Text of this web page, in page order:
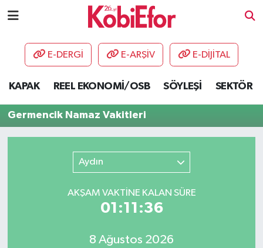
E-DERGİ E-ARŞİV E-DİJİTAL
KAPAK REEL EKONOMİ/OSB SÖYLEŞİ SEKTÖR
Germencik Namaz Vakitleri
Aydın
AKŞAM VAKTİNE KALAN SÜRE
01:11:36
8 Ağustos 2026
AKADEMİ
DESTEK-TEŞVİK
HABERLER